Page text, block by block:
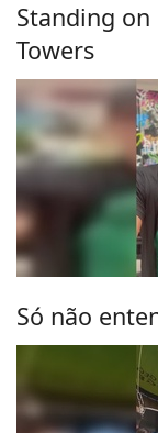
Standing on
Towers
Só não